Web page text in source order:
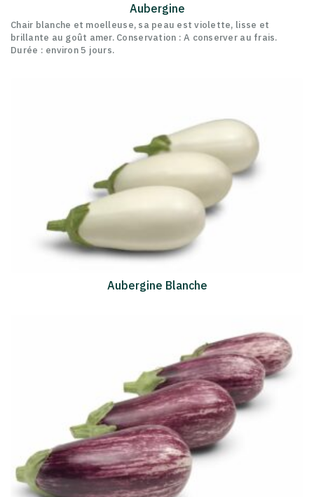
Aubergine
Chair blanche et moelleuse, sa peau est violette, lisse et
brillante au goût amer. Conservation : A conserver au frais.
Durée : environ 5 jours.
Aubergine Blanche